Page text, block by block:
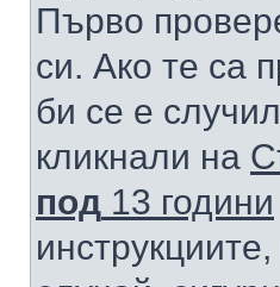
Първо
си. Ако те са
би се е
кликнали на
под 13 години